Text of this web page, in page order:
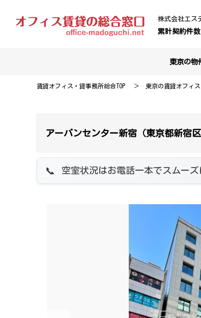
株式会社エス
累計契約件数
東京の物
賃貸オフィス・貸事務所総合TOP 東京の賃貸オフィ
アーバンセンター新宿（東京都新宿
空室状況はお電話一本でスムー